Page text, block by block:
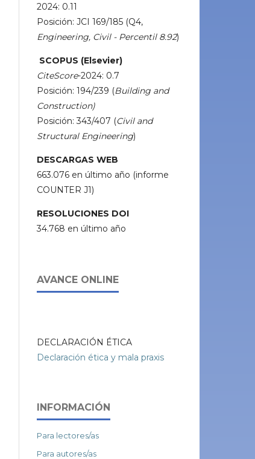
2024: 0.11
Posición: JCI 169/185 (Q4,
Engineering, Civil - Percentil 8.92)
SCOPUS (Elsevier)
CiteScore-2024: 0.7
Posición: 194/239 (Building and
Construction)
Posición: 343/407 (Civil and
Structural Engineering)
DESCARGAS WEB
663.076 en último año (informe
COUNTER J1)
RESOLUCIONES DOI
34.768 en último año
AVANCE ONLINE
DECLARACIÓN ÉTICA
Declaración ética y mala praxis
INFORMACIÓN
Para lectores/as
Para autores/as